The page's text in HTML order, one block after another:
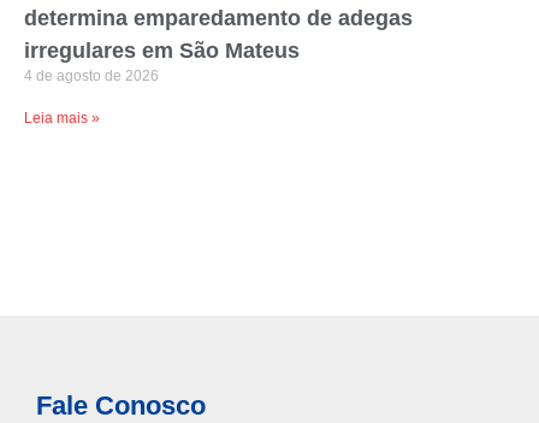
determina emparedamento de adegas
irregulares em São Mateus
4 de agosto de 2026
Leia mais »
Fale Conosco